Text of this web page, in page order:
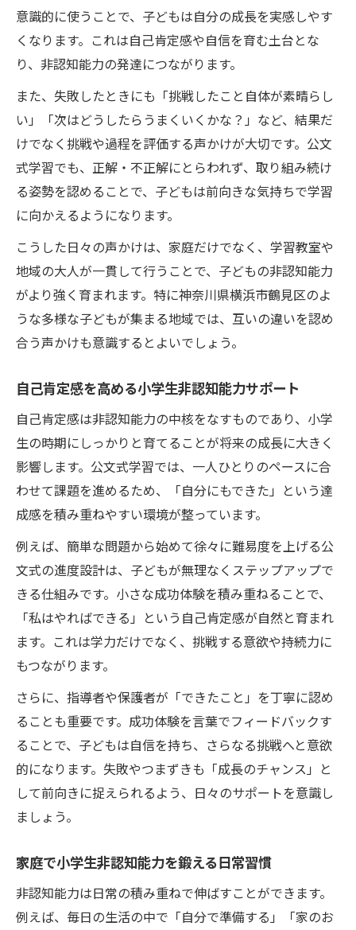
意識的に使うことで、子どもは自分の成長を実感しやす
くなります。これは自己肯定感や自信を育む土台とな
り、非認知能力の発達につながります。
また、失敗したときにも「挑戦したこと自体が素晴らし
い」「次はどうしたらうまくいくかな？」など、結果だ
けでなく挑戦や過程を評価する声かけが大切です。公文
式学習でも、正解・不正解にとらわれず、取り組み続け
る姿勢を認めることで、子どもは前向きな気持ちで学習
に向かえるようになります。
こうした日々の声かけは、家庭だけでなく、学習教室や
地域の大人が一貫して行うことで、子どもの非認知能力
がより強く育まれます。特に神奈川県横浜市鶴見区のよ
うな多様な子どもが集まる地域では、互いの違いを認め
合う声かけも意識するとよいでしょう。
自己肯定感を高める小学生非認知能力サポート
自己肯定感は非認知能力の中核をなすものであり、小学
生の時期にしっかりと育てることが将来の成長に大きく
影響します。公文式学習では、一人ひとりのペースに合
わせて課題を進めるため、「自分にもできた」という達
成感を積み重ねやすい環境が整っています。
例えば、簡単な問題から始めて徐々に難易度を上げる公
文式の進度設計は、子どもが無理なくステップアップで
きる仕組みです。小さな成功体験を積み重ねることで、
「私はやればできる」という自己肯定感が自然と育まれ
ます。これは学力だけでなく、挑戦する意欲や持続力に
もつながります。
さらに、指導者や保護者が「できたこと」を丁寧に認め
ることも重要です。成功体験を言葉でフィードバックす
ることで、子どもは自信を持ち、さらなる挑戦へと意欲
的になります。失敗やつまずきも「成長のチャンス」と
して前向きに捉えられるよう、日々のサポートを意識し
ましょう。
家庭で小学生非認知能力を鍛える日常習慣
非認知能力は日常の積み重ねで伸ばすことができます。
例えば、毎日の生活の中で「自分で準備する」「家のお